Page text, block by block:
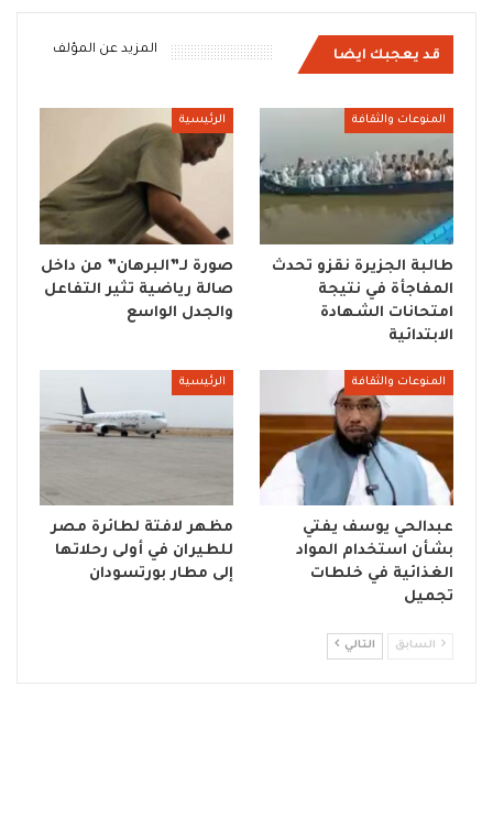
قد يعجبك ايضا المزيد عن المؤلف
المنوعات والثقافة
طالبة الجزيرة نقزو تحدث
المفاجأة في نتيجة
امتحانات الشهادة
الابتدائية
الرئيسية
صورة لـ”البرهان” من داخل
صالة رياضية تثير التفاعل
والجدل الواسع
المنوعات والثقافة
عبدالحي يوسف يفتي
بشأن استخدام المواد
الغذائية في خلطات
تجميل
الرئيسية
مظهر لافتة لطائرة مصر
للطيران في أولى رحلاتها
إلى مطار بورتسودان
السابق التالي